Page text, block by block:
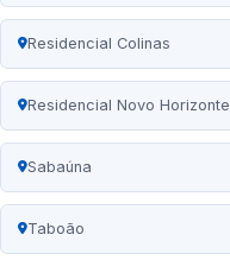
Residencial Colinas
Residencial Novo Horizonte
Sabaúna
Taboão